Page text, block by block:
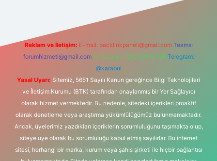
Reklam ve İletişim: E-mail: backlinkpaneli@gmail.com Teams:
forumhizmeti@gmail.com Whatsapp: 0262 606 0 726 Telegram:
@karabul
Yasal Uyarı: Sitemiz, 5651 Sayılı Kanun gereğince Bilgi Teknolojileri
ve İletişim Kurumu (BTK) tarafından onaylanmış bir Yer Sağlayıcı
olarak hizmet vermektedir. Bu nedenle, sitedeki içerikleri proaktif
olarak denetleme veya araştırma yükümlülüğümüz bulunmamaktadır.
Ancak, üyelerimiz yazdıkları içeriklerin sorumluluğunu taşımakta olup,
siteye üye olarak bu sorumluluğu kabul etmiş sayılırlar. Bu internet
sitesi, herhangi bir marka, kurum veya şahıs şirketi ile hiçbir bağlantısı